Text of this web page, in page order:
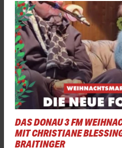
DAS DONAU 3 FM
MIT CHRISTIANE
BRAITINGER